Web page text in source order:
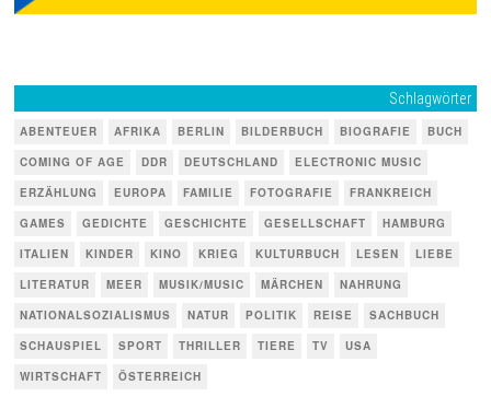
Schlagwörter
ABENTEUER AFRIKA BERLIN BILDERBUCH BIOGRAFIE
BUCH
COMING OF AGE
DDR DEUTSCHLAND
ELECTRONIC MUSIC
ERZÄHLUNG
EUROPA FAMILIE FOTOGRAFIE
FRANKREICH
GAMES
GEDICHTE GESCHICHTE GESELLSCHAFT
HAMBURG
ITALIEN
KINDER KINO KRIEG KULTURBUCH LESEN
LIEBE
LITERATUR
MEER MUSIK/MUSIC MÄRCHEN
NAHRUNG
NATIONALSOZIALISMUS
NATUR POLITIK REISE
SACHBUCH
SCHAUSPIEL
SPORT THRILLER TIERE TV
USA
WIRTSCHAFT
ÖSTERREICH